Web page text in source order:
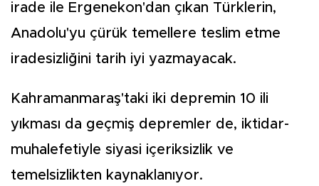
irade ile Ergenekon'dan çıkan Türklerin,
Anadolu'yu çürük temellere teslim etme
iradesizliğini tarih iyi yazmayacak.
Kahramanmaraş'taki iki depremin 10 ili
yıkması da geçmiş depremler de, iktidar-
muhalefetiyle siyasi içeriksizlik ve
temelsizlikten kaynaklanıyor.